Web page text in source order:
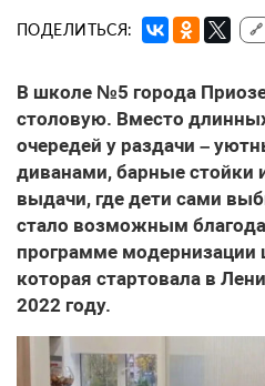
ПОДЕЛИТЬСЯ: 🔗
В школе №5 города
столовую. Вместо
очередей у раздачи –
диванами, барные стойки
выдачи, где дети сами
стало возможным
программе модернизации
которая стартовала в
2022 году.